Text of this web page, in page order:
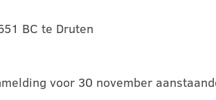
BC te Druten
voor 30 november